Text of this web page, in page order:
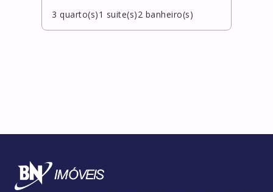
3 quarto(s)1 suite(s)2 banheiro(s)